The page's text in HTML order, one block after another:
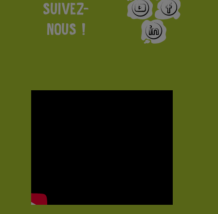
SUIVEZ-
NOUS !